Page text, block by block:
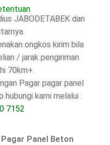
JABODETABEK dan
ongkos kirim bila
/ jarak pengiriman
70km+.
Pagar pagar panel
kami melalui :
7152
Pagar Panel Beton